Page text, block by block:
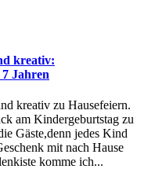
kreativ:
Jahren
kreativ zu Hausefeiern.
am Kindergeburtstag zu
Gäste,denn jedes Kind
mit nach Hause
komme ich...